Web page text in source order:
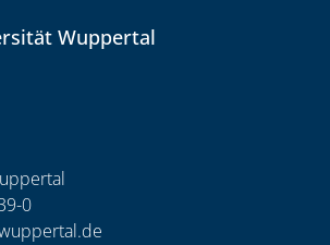
Wuppertal
0